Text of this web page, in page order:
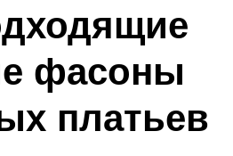
фасоны
платьев